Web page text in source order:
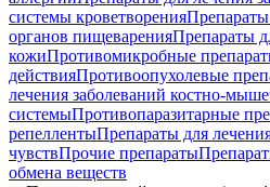
системы кроветворенияПрепараты
органов пищеваренияПрепараты
кожиПротивомикробные
действияПротивоопухолевые
лечения заболеваний костно-
системыПротивопаразитарные
репеллентыПрепараты для
чувствПрочие препараты
обмена веществ